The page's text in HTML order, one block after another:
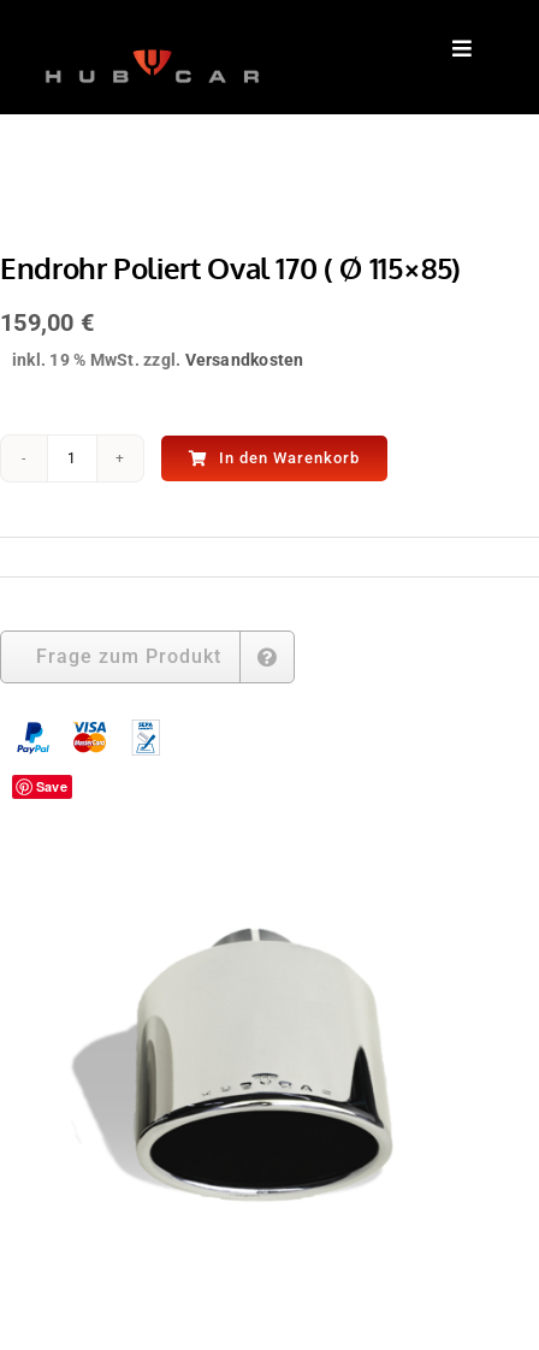
Save
Endrohr Poliert Oval 170 ( Ø 115×85)
159,00 €
inkl. 19 % MwSt. zzgl. Versandkosten
Endrohr
170
Ø
Menge
In den Warenkorb
Frage zum Produkt